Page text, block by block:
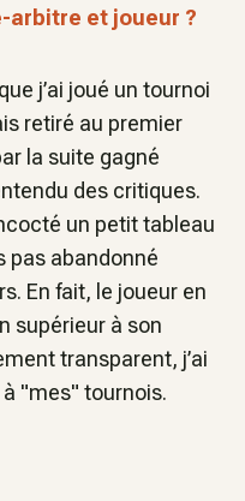
arbitre et joueur ?
j’ai joué un tournoi
retiré au premier
la suite gagné
des critiques.
un petit tableau
pas abandonné
En fait, le joueur en
supérieur à son
transparent, j’ai
"mes" tournois.